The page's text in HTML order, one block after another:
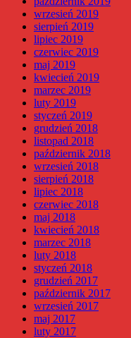
wrzesień 2019
sierpień 2019
lipiec 2019
czerwiec 2019
maj 2019
kwiecień 2019
marzec 2019
luty 2019
styczeń 2019
grudzień 2018
listopad 2018
październik 2018
wrzesień 2018
sierpień 2018
lipiec 2018
czerwiec 2018
maj 2018
kwiecień 2018
marzec 2018
luty 2018
styczeń 2018
grudzień 2017
październik 2017
wrzesień 2017
maj 2017
luty 2017